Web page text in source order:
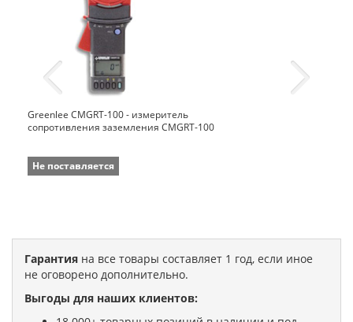
Greenlee CMGRT-100 - измеритель
сопротивления заземления CMGRT-100
Не поставляется
Гарантия на все товары составляет 1 год, если иное
не оговорено дополнительно.
Выгоды для наших клиентов: